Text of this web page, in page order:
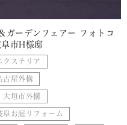
ーデンフェアー フォトコ
市H様邸
クステリア
古屋外構
大垣市外構
阜お庭リフォーム